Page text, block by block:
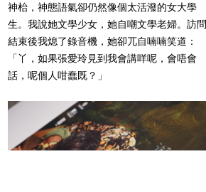
神枱，神態語氣卻仍然像個太活潑的女大學
生。我說她文學少女，她自嘲文學老婦。訪問
結束後我熄了錄音機，她卻兀自喃喃笑道：
「丫，如果張愛玲見到我會講咩呢，會唔會
話，呢個人咁蠢既？」